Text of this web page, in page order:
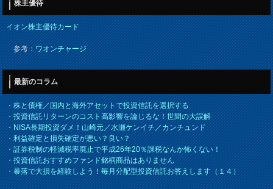
株主優待
イオン株主優待カード
参考：ワオンチャージ
最新のコラム
・株と債権／国内と海外アセットで投資信託を選択する
・投資信託リターンのコスト高影響を論じるな！世間の大誤解
・NISA長期投資ダメ！山崎元／水瀬ケンイチ／カンチュンド
・利益確定と損失確定が悪い？良い？
・証券税制の軽減税率廃止で平成26年20％課税なんか怖くない！
・投資信託おすすめファンド銘柄商品はありません
・暴落で大損を経験しよう！毎月分配型投資信託お答えします（１４）